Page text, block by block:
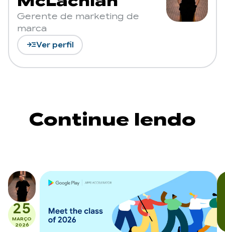
Gerente de marketing de
marca
read_moreVer perfil
Continue lendo
25
MARÇO
2026